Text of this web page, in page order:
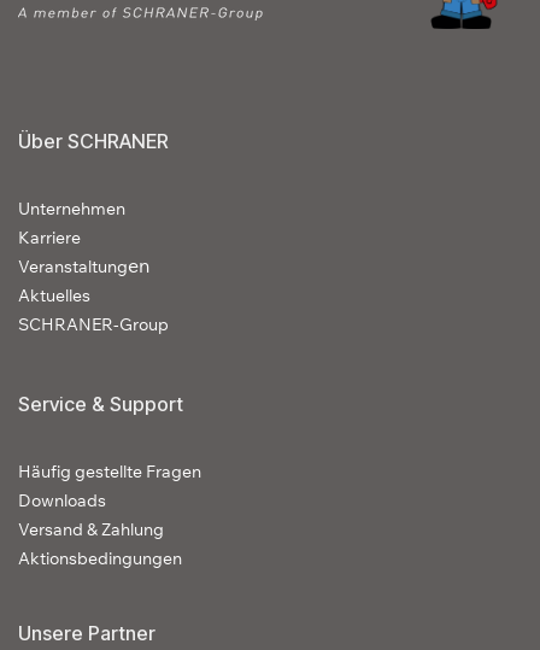
Über SCHRANER
Unternehmen
Karriere
Veranstaltungen
Aktuelles
SCHRANER-Group
Service & Support
Häufig gestellte Fragen
Downloads
Versand & Zahlung
Aktionsbedingungen
Unsere Partner